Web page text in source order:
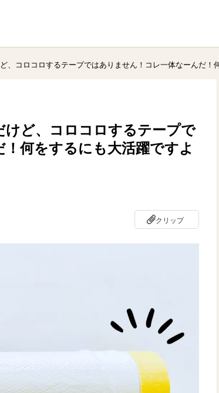
、コロコロするテープではありません！コレ一体なーんだ！
けど、コロコロするテープで
何をするにも大活躍ですよ
クリップ